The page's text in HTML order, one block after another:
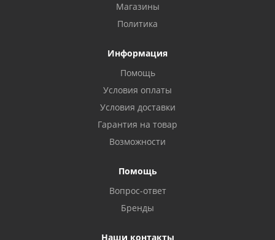
Магазины
Политика
Информация
Помощь
Условия оплаты
Условия доставки
Гарантия на товар
Возможности
Помощь
Вопрос-ответ
Бренды
Наши контакты